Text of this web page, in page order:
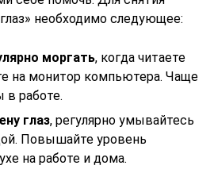
необходимо следующее:
моргать, когда читаете
на монитор компьютера. Чаще
в работе.
глаз, регулярно умывайтесь
Повышайте уровень
на работе и дома.